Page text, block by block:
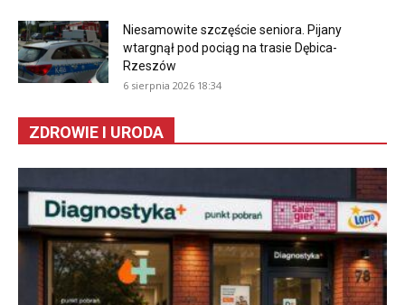
Niesamowite szczęście seniora. Pijany
wtargnął pod pociąg na trasie Dębica-
Rzeszów
6 sierpnia 2026 18:34
ZDROWIE I URODA